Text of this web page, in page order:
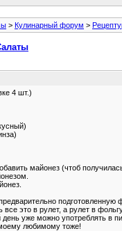
> Кулинарный форум >
4 шт.)
майонез (чтоб
подготовленную
все это в рулет, а рулет в
уже можно употреблять в
любимому тоже!